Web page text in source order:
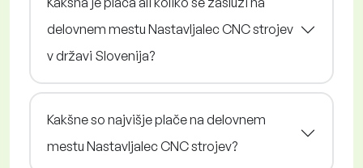
delovnem mestu Nastavljalec CNC strojev
v državi Slovenija?
Kakšne so najvišje plače na delovnem
mestu Nastavljalec CNC strojev?